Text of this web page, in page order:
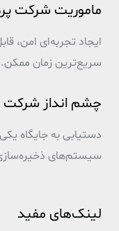
ماموریت شرکت
ایجاد تجربه‌ای امن،
سریع‌ترین زمان ممکن.
چشم انداز
دستیابی به جایگاه
سیستم‌های
لینک‌های مفید